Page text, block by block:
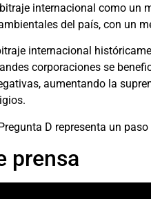
internacional como un
del país, con un
internacional
corporaciones se
aumentando la
D representa un
prensa